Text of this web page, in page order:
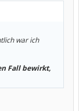
war ich
Fall bewirkt,